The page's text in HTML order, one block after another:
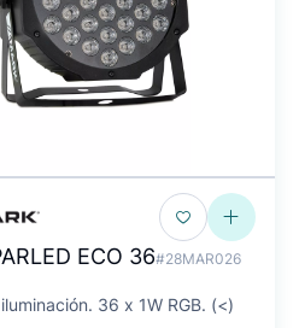
ECO 36#28MAR026
36 x 1W RGB. (<)